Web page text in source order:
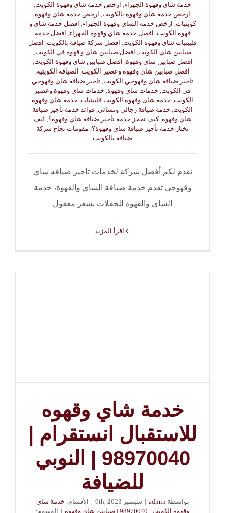
خدمة شاي وقهوة الجهراء, ارخص خدمة شاي وقهوة الكويت,
ارخص خدمة شاي وقهوة بالكويت, ارخص خدمة شاي وقهوة
كويتيات, ارخص خدمه الشاي وقهوة الجهراء, افضل خدمة شاي و
قهوة الكويت, افضل خدمة شاي وقهوة الجهراء, افضل خدمه
فلبينيات شاي وقهوه الكويت, افضل شركة ضيافة بالكويت, افضل
صبابين شاي الكويت, افضل صبابين شاي و قهوة في الكويت,
افضل صبابين شاي وقهوة, افضل صبابين شاي وقهوة الكويت,
افضل صبابين شاي وقهوة وعصير الكويت, الضيافة الكويتية,
تاجير ضيافه شاي وقهوجي الكويت, تاجير ضيافه شاي وقهوجي
فى الكويت, خدمات شاي وقهوة, خدمات شاي وقهوة وعصير
الكويت, خدمة شاى وقهوة الكويت فلبينيات, خدمة شاي وقهوة
الكويت, خدمة ضيافة رجالي ونسائي, فوائد خدمة تأجير ضيافة
شاي وقهوة,كيف تحجز خدمة تأجير ضيافة شاي وقهوة؟,كيف
تختار خدمة تأجير ضيافة شاي وقهوة؟, مقومات نجاح شركة
ضيافة بالكويت
نقدم لكم أفضل شركة لخدمات تاجير ضيافه شاي
وقهوجي تقدم خدمة ضيافة الشاي والقهوة، خدمة
الشاي والقهوة للحفلات بسعر معقول
خدمة شاي وقهوه
للاستقبال انستقرام |
98970040 | النوبي
للضيافة
بواسطة admin
| سبتمبر 9th, 2023 | الأقسام: خدمة شاي
وقهوة الكويت | 98970040 | صبابين شاي وقهوة
| الوسوم: